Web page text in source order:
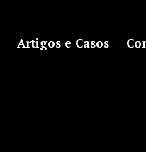
Artigos e Casos